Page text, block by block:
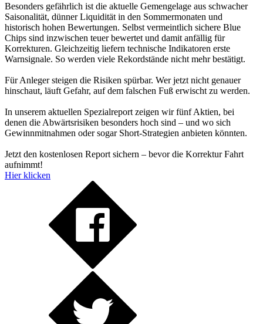
Besonders gefährlich ist die aktuelle Gemengelage aus schwacher
Saisonalität, dünner Liquidität in den Sommermonaten und
historisch hohen Bewertungen. Selbst vermeintlich sichere Blue
Chips sind inzwischen teuer bewertet und damit anfällig für
Korrekturen. Gleichzeitig liefern technische Indikatoren erste
Warnsignale. So werden viele Rekordstände nicht mehr bestätigt.
Für Anleger steigen die Risiken spürbar. Wer jetzt nicht genauer
hinschaut, läuft Gefahr, auf dem falschen Fuß erwischt zu werden.
In unserem aktuellen Spezialreport zeigen wir fünf Aktien, bei
denen die Abwärtsrisiken besonders hoch sind – und wo sich
Gewinnmitnahmen oder sogar Short-Strategien anbieten könnten.
Jetzt den kostenlosen Report sichern – bevor die Korrektur Fahrt
aufnimmt!
Hier klicken